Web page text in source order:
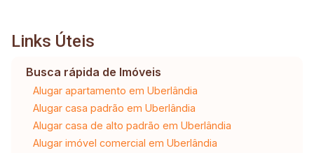
Links Úteis
Busca rápida de Imóveis
Alugar apartamento em Uberlândia
Alugar casa padrão em Uberlândia
Alugar casa de alto padrão em Uberlândia
Alugar imóvel comercial em Uberlândia